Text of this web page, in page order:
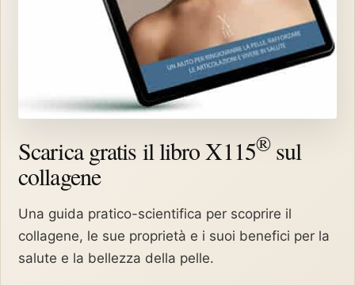
Scarica gratis il libro X115®sul
collagene
Una guida pratico-scientifica per scoprire il
collagene, le sue proprietà e i suoi benefici per la
salute e la bellezza della pelle.